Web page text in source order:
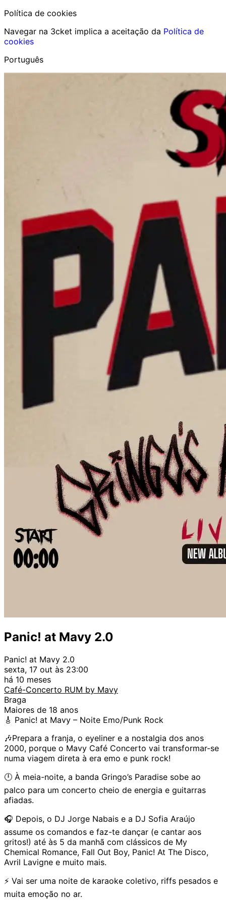
Política de cookies
Navegar na 3cket implica a aceitação da Política de
cookies
Português
Panic! at Mavy 2.0
Panic! at Mavy 2.0
sexta, 17 out às 23:00
há 10 meses
Café-Concerto RUM by Mavy
Braga
Maiores de 18 anos
🎸 Panic! at Mavy – Noite Emo/Punk Rock
🎶Prepara a franja, o eyeliner e a nostalgia dos anos
2000, porque o Mavy Café Concerto vai transformar-se
numa viagem direta à era emo e punk rock!
🕛 À meia-noite, a banda Gringo’s Paradise sobe ao
palco para um concerto cheio de energia e guitarras
afiadas.
🎧 Depois, o DJ Jorge Nabais e a DJ Sofia Araújo
assume os comandos e faz-te dançar (e cantar aos
gritos!) até às 5 da manhã com clássicos de My
Chemical Romance, Fall Out Boy, Panic! At The Disco,
Avril Lavigne e muito mais.
⚡ Vai ser uma noite de karaoke coletivo, riffs pesados e
muita emoção no ar.